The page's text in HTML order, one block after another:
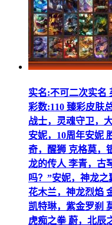
实名:不可二次实名
彩数:110 臻彩皮肤
战士，灵魂守卫，
安妮，10周年安妮
奇，醒狮 克格莫，
龙的传人 李青，古
吗？”安妮，神龙
花木兰，神龙烈焰
凯特琳，紫金罗刹
虎痴之拳 蔚，北辰